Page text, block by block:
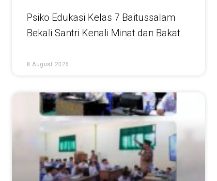
Psiko Edukasi Kelas 7 Baitussalam
Bekali Santri Kenali Minat dan Bakat
8 August 2026